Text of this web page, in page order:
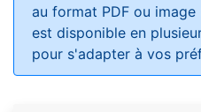
au format PDF ou
est disponible en
pour s'adapter à vos